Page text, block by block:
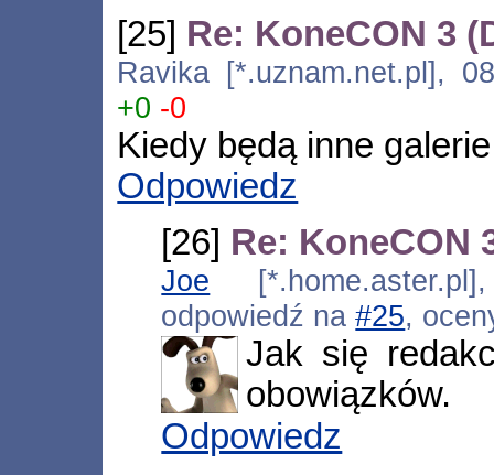
[25] Re: KoneCON 3
Ravika [*.uznam.net.pl],
+0 -0
Kiedy będą inne
Odpowiedz
[26] Re: KoneCON
Joe
odpowiedź na#25,
Jak się
obowiązków.
Odpowiedz